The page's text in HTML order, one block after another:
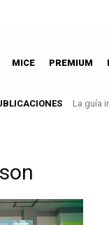
MICE PREMIUM
La guía